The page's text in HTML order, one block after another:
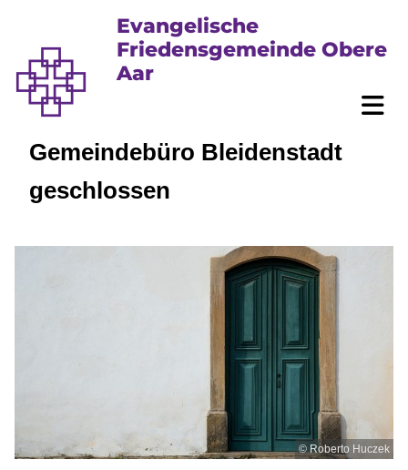
Evangelische
Friedensgemeinde Obere
Aar
Gemeindebüro Bleidenstadt
geschlossen
© Roberto Huczek